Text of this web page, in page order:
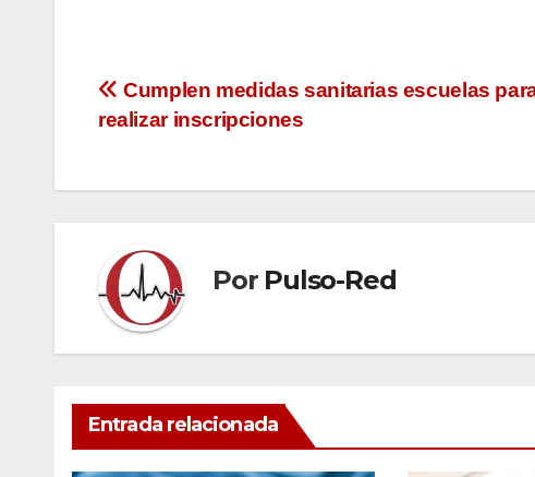
Navegación
entradas
Cumplen medidas sanitarias escuelas
realizar inscripciones
Por Pulso-Red
Entrada relacionada